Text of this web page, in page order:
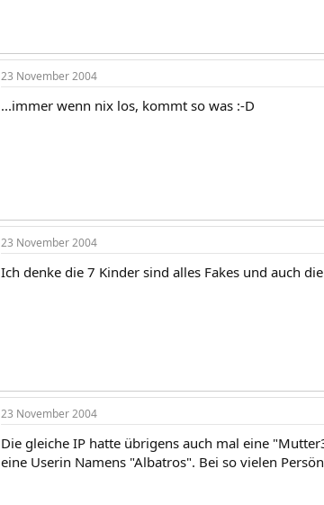
23 November 2004
...immer wenn nix los, kommt so was :-D
23 November 2004
Ich denke die 7 Kinder sind alles Fakes und auch
23 November 2004
Die gleiche IP hatte übrigens auch mal eine
eine Userin Namens "Albatros". Bei so vielen